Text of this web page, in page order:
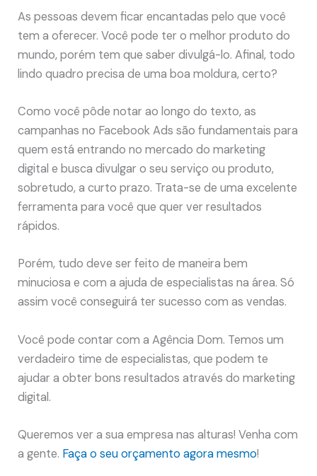
As pessoas devem ficar encantadas pelo que você
tem a oferecer. Você pode ter o melhor produto do
mundo, porém tem que saber divulgá-lo. Afinal, todo
lindo quadro precisa de uma boa moldura, certo?
Como você pôde notar ao longo do texto, as
campanhas no Facebook Ads são fundamentais para
quem está entrando no mercado do marketing
digital e busca divulgar o seu serviço ou produto,
sobretudo, a curto prazo. Trata-se de uma excelente
ferramenta para você que quer ver resultados
rápidos.
Porém, tudo deve ser feito de maneira bem
minuciosa e com a ajuda de especialistas na área. Só
assim você conseguirá ter sucesso com as vendas.
Você pode contar com a Agência Dom. Temos um
verdadeiro time de especialistas, que podem te
ajudar a obter bons resultados através do marketing
digital.
Queremos ver a sua empresa nas alturas! Venha com
a gente. Faça o seu orçamento agora mesmo!